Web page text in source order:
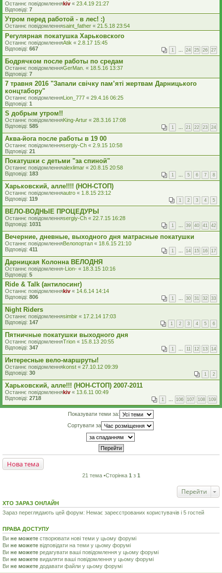
Останнє повідомленняkiv « 23.4.19 21:27
Відповіді: 7
Утром перед работой - в лес! :)
Останнє повідомленняsaint_father « 21.5.18 23:54
Регулярная покатушка Харьковского
Останнє повідомленняAtik « 2.8.17 15:45
Відповіді: 667 1 … 24 25 26 27
Бодрячком после работы по средам
Останнє повідомленняGerMan. « 18.5.16 13:37
Відповіді: 7
7 травня 2016 "Запали свічку пам’яті жертвам Дарницького
концтабору"
Останнє повідомленняLion_777 « 29.4.16 06:25
Відповіді: 1
S добрым утром!!
Останнє повідомленняKing-Artur « 28.3.16 17:08
Відповіді: 585 1 … 21 22 23 24
Аква-йога после работы в 19 00
Останнє повідомленняsergiy-Ch « 2.9.15 10:58
Відповіді: 21
Покатушки с детьми "за спиной"
Останнє повідомленняalexlimar « 20.8.15 20:58
Відповіді: 183 1 … 5 6 7 8
Харьковский, алле!!!! (НОН-СТОП)
Останнє повідомленняautro « 1.8.15 23:12
Відповіді: 119 1 2 3 4 5
ВЕЛО-ВОДНЫЕ ПРОЦЕДУРЫ
Останнє повідомленняsergiy-Ch « 22.7.15 16:28
Відповіді: 1031 1 … 39 40 41 42
Вечерние, дневные, выходного дня матрасные покатушки
Останнє повідомленняВелопортал « 18.6.15 21:10
Відповіді: 411 1 … 14 15 16 17
Дарницкая Колонна ВЕЛОДНЯ
Останнє повідомлення-Lion- « 18.3.15 10:16
Відповіді: 5
Ride & Talk (антилосинг)
Останнє повідомленняkiv « 14.6.14 14:14
Відповіді: 806 1 … 30 31 32 33
Night Riders
Останнє повідомленняsimbir « 17.2.14 17:03
Відповіді: 147 1 2 3 4 5 6
Пятничные покатушки выходного дня
Останнє повідомленняTrion « 15.8.13 20:55
Відповіді: 347 1 … 11 12 13 14
Интересные вело-маршруты!
Останнє повідомленняkonst « 27.10.12 09:39
Відповіді: 30 1 2
Харьковский, алле!!! (НОН-СТОП) 2007-2011
Останнє повідомленняkiv « 13.6.11 00:49
Відповіді: 2718 1 … 106 107 108 109
Показувати теми за:
Сортувати за
Нова тема
21 тема •Сторінка 1 з 1
Перейти
ХТО ЗАРАЗ ОНЛАЙН
Зараз переглядають цей форум: Немає зареєстрованих користувачів і 5 гостей
ПРАВА ДОСТУПУ
Ви не можете створювати нові теми у цьому форумі
Ви не можете відповідати на теми у цьому форумі
Ви не можете редагувати ваші повідомлення у цьому форумі
Ви не можете видаляти ваші повідомлення у цьому форумі
Ви не можете додавати файли у цьому форумі